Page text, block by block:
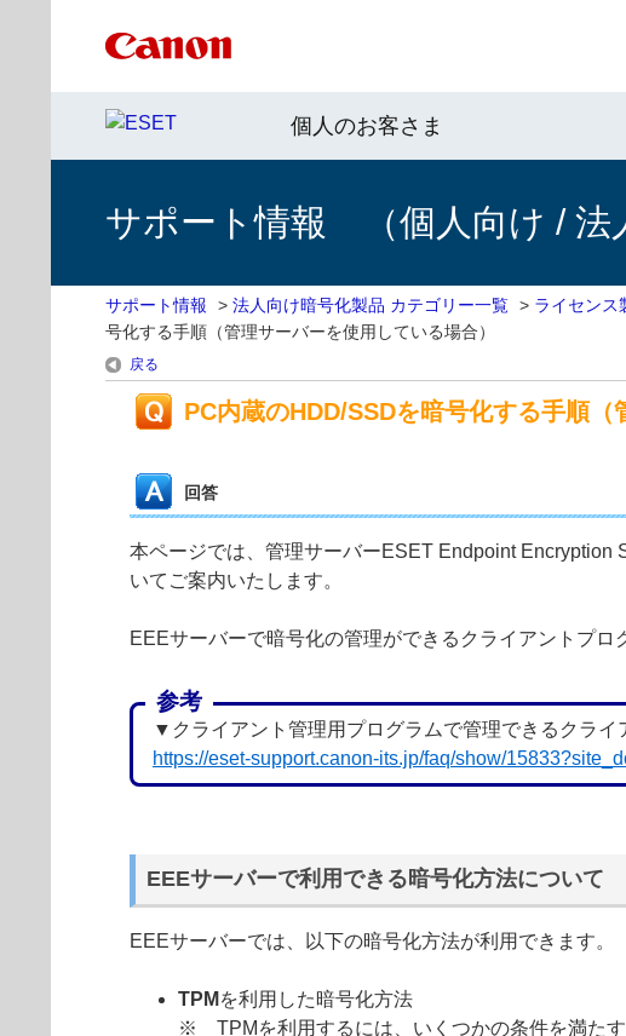
個人のお客さま
サポート情報 （個人向け / 法
サポート情報 > 法人向け暗号化製品 カテゴリー一覧 > ライセンス
号化する手順（管理サーバーを使用している場合）
戻る
PC内蔵のHDD/SSDを暗号化する手順（
回答
本ページでは、管理サーバーESET Endpoint
いてご案内いたします。
EEEサーバーで暗号化の管理ができるクライアントプロ
参考
▼クライアント管理用プログラムで管理できるクラ
https://eset-support.canon-its.jp/faq/show/
EEEサーバーで利用できる暗号化方法について
EEEサーバーでは、以下の暗号化方法が利用できます。
TPM を利用した暗号化方法
※ TPMを利用するには、いくつかの条件を満たす